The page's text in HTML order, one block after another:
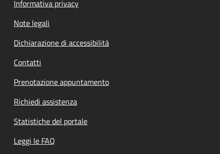
Informativa privacy
Note legali
Dichiarazione di accessibilità
Contatti
Prenotazione appuntamento
Richiedi assistenza
Statistiche del portale
Leggi le FAQ